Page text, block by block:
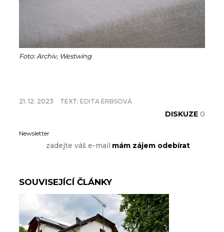
Foto: Archiv, Westwing
21. 12. 2023 TEXT: EDITA ERBSOVÁ
DISKUZE 0
Newsletter
SOUVISEJÍCÍ ČLÁNKY